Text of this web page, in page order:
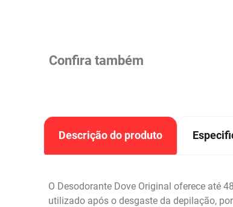
Confira também
Descrição do produto
O Desodorante Dove Original oferece até
utilizado após o desgaste da depilação,